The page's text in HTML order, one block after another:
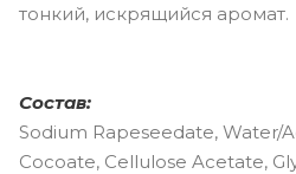
тонкий, искрящийся аромат.
Состав:
Sodium Rapeseedate, Water/
Cocoate, Cellulose Acetate,